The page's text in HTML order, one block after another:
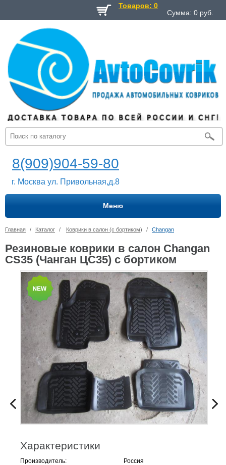
Товаров: 0
Сумма: 0 руб.
8(909)904-59-80
г. Москва ул. Привольная,д.8
Меню
Главная / Каталог / Коврики в салон (с бортиком) / Changan
Резиновые коврики в салон Changan
CS35 (Чанган ЦС35) с бортиком
Характеристики
Производитель: Россия